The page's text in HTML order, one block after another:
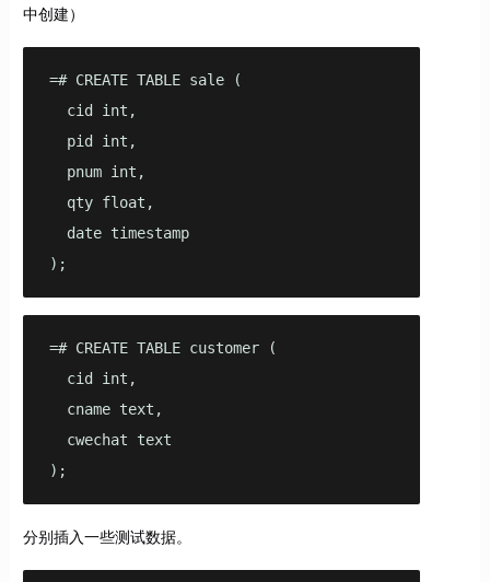
中创建）
=# CREATE TABLE sale (
  cid int,
  pid int,
  pnum int,
  qty float,
  date timestamp
);
=# CREATE TABLE customer (
  cid int,
  cname text,
  cwechat text
);
分别插入一些测试数据。